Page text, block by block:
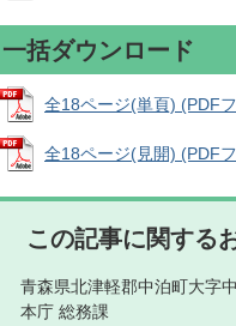
一括ダウンロード
全18ページ(単頁) (PDF
全18ページ(見開) (PDF
この記事に関する
青森県北津軽郡中泊町大字
本庁 総務課